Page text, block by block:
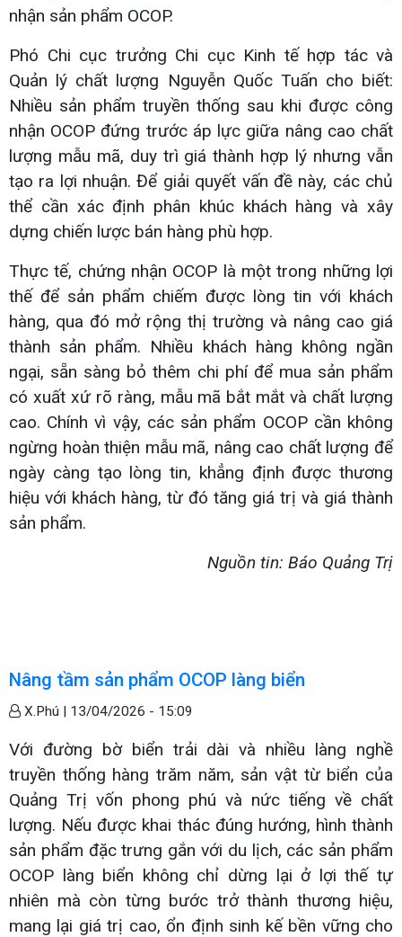
nhận sản phẩm OCOP.
Phó Chi cục trưởng Chi cục Kinh tế hợp tác và
Quản lý chất lượng Nguyễn Quốc Tuấn cho biết:
Nhiều sản phẩm truyền thống sau khi được công
nhận OCOP đứng trước áp lực giữa nâng cao chất
lượng mẫu mã, duy trì giá thành hợp lý nhưng vẫn
tạo ra lợi nhuận. Để giải quyết vấn đề này, các chủ
thể cần xác định phân khúc khách hàng và xây
dựng chiến lược bán hàng phù hợp.
Thực tế, chứng nhận OCOP là một trong những lợi
thế để sản phẩm chiếm được lòng tin với khách
hàng, qua đó mở rộng thị trường và nâng cao giá
thành sản phẩm. Nhiều khách hàng không ngần
ngại, sẵn sàng bỏ thêm chi phí để mua sản phẩm
có xuất xứ rõ ràng, mẫu mã bắt mắt và chất lượng
cao. Chính vì vậy, các sản phẩm OCOP cần không
ngừng hoàn thiện mẫu mã, nâng cao chất lượng để
ngày càng tạo lòng tin, khẳng định được thương
hiệu với khách hàng, từ đó tăng giá trị và giá thành
sản phẩm.
Nguồn tin: Báo Quảng Trị
Nâng tầm sản phẩm OCOP làng biển
X.Phú | 13/04/2026 - 15:09
Với đường bờ biển trải dài và nhiều làng nghề
truyền thống hàng trăm năm, sản vật từ biển của
Quảng Trị vốn phong phú và nức tiếng về chất
lượng. Nếu được khai thác đúng hướng, hình thành
sản phẩm đặc trưng gắn với du lịch, các sản phẩm
OCOP làng biển không chỉ dừng lại ở lợi thế tự
nhiên mà còn từng bước trở thành thương hiệu,
mang lại giá trị cao, ổn định sinh kế bền vững cho